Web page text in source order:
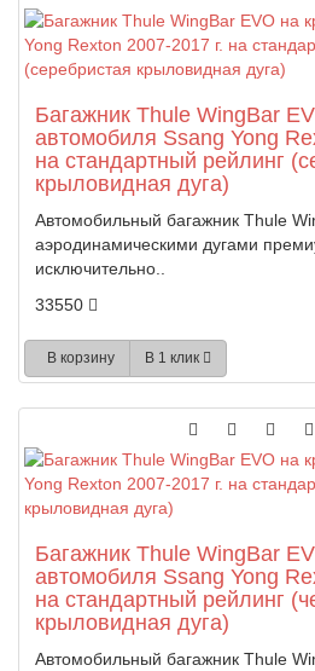
Багажник Thule WingBar
автомобиля Ssang Yong
на стандартный рейлинг
крыловидная дуга)
Автомобильный багажник Thule
аэродинамическими дугами
исключительно..
33550
В корзину В 1 клик
Багажник Thule WingBar
автомобиля Ssang Yong
на стандартный рейлинг
крыловидная дуга)
Автомобильный багажник Thule